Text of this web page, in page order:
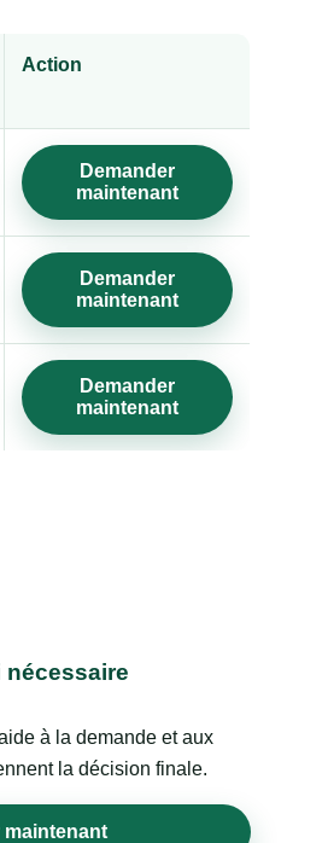
Action
Demander
maintenant
Demander
maintenant
Demander
maintenant
nécessaire
à la demande et aux
la décision finale.
maintenant